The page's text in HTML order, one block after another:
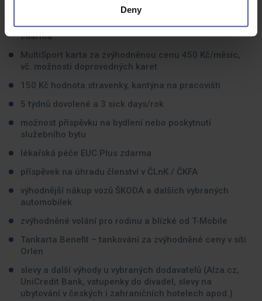
Deny
1 000 Kč/rok příspěvek na individuální rozvoj
500 Kč/rok příspěvek na pracovní obuv, pracovní oděv
zdarma
MultiSport karta za zvýhodněnou cenu 450 Kč/měsíc,
vč. možnosti doprovodných karet
150 Kč hodnota stravenky, kantýna na pracovišti
5 týdnů dovolené a 3 sick days/rok
možnost příspěvku na bydlení nebo poskytnutí
služebního bytu
lékařská péče EUC Plus zdarma
příspěvek na úhradu členství v ČLnK / ČKFA
výhodnější nákup vozů ŠKODA a dalších vybraných
automobilek
zvýhodněné volání pro rodinu a blízké od T-Mobile
Tankarta Benefit – tankování za zvýhodněné ceny v síti
Orlen
slevy a další výhody u vybraných dodavatelů (Alza.cz,
UniCredit Bank, vstupenky do divadel, slevy na
ubytování v českých i zahraničních hotelech apod.)